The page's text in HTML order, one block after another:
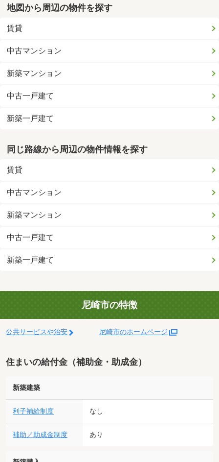
地図から周辺の物件を探す
賃貸
中古マンション
新築マンション
中古一戸建て
新築一戸建て
同じ路線から周辺の物件情報を探す
賃貸
中古マンション
新築マンション
中古一戸建て
新築一戸建て
尼崎市の特徴
公共サービスや治安 尼崎市のホームページ
住まいの給付金（補助金・助成金）
新築建築
利子補給制度 なし
補助／助成金制度 あり